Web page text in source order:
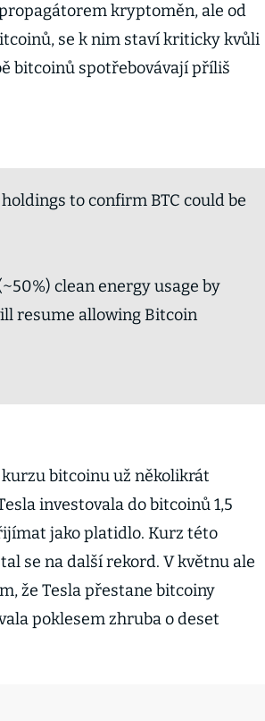
kryptoměn, ale od
se k nim staví kriticky kvůli
bitcoinů spotřebovávají příliš
to confirm BTC could be
clean energy usage by
resume allowing Bitcoin
bitcoinu už několikrát
investovala do bitcoinů 1,5
jako platidlo. Kurz této
se na další rekord. V květnu ale
že Tesla přestane bitcoiny
poklesem zhruba o deset